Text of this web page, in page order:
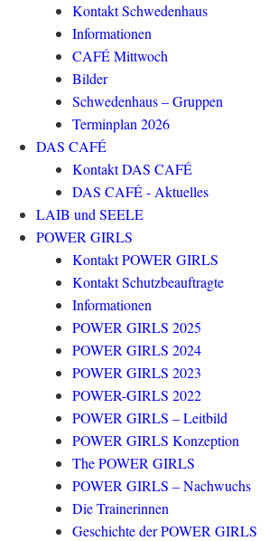
Kontakt Schwedenhaus
Informationen
CAFÉ Mittwoch
Bilder
Schwedenhaus – Gruppen
Terminplan 2026
DAS CAFÉ
Kontakt DAS CAFÉ
DAS CAFÉ - Aktuelles
LAIB und SEELE
POWER GIRLS
Kontakt POWER GIRLS
Kontakt Schutzbeauftragte
Informationen
POWER GIRLS 2025
POWER GIRLS 2024
POWER GIRLS 2023
POWER-GIRLS 2022
POWER GIRLS – Leitbild
POWER GIRLS Konzeption
The POWER GIRLS
POWER GIRLS – Nachwuchs
Die Trainerinnen
Geschichte der POWER GIRLS